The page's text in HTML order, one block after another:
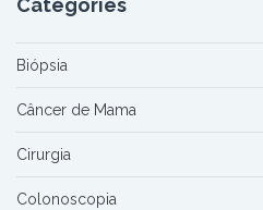
Biópsia
Câncer de Mama
Cirurgia
Colonoscopia